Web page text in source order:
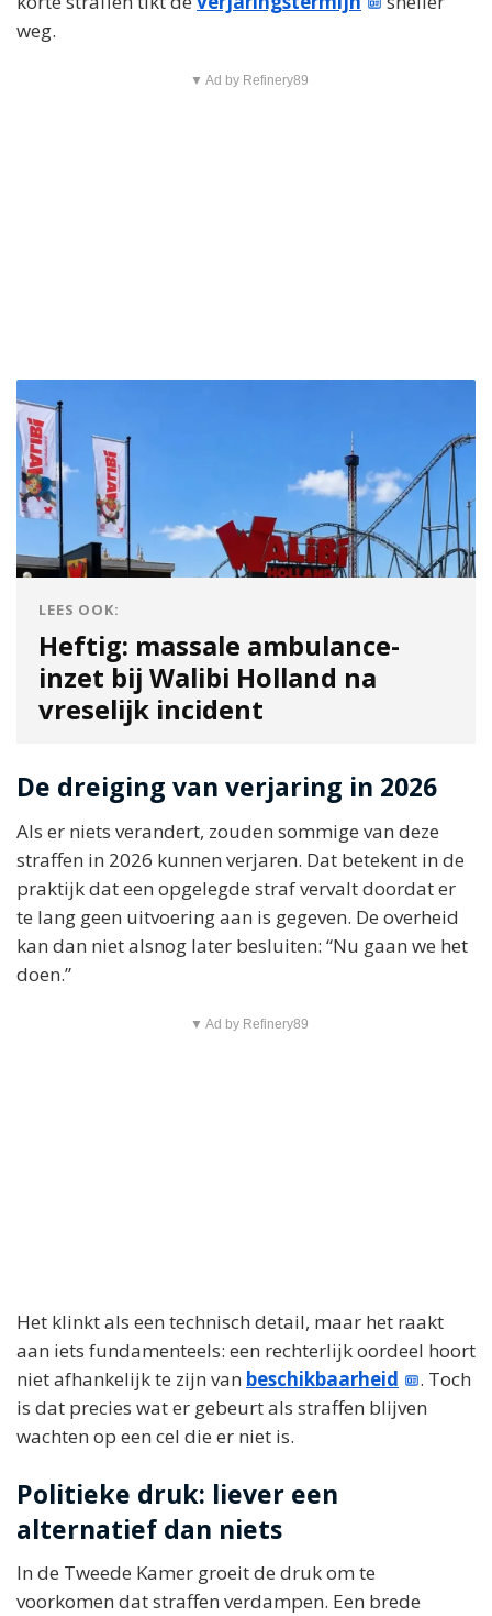
weg.
▼ Ad by Refinery89
LEES OOK:
Heftig: massale ambulance-
inzet bij Walibi Holland na
vreselijk incident
De dreiging van verjaring in 2026
Als er niets verandert, zouden sommige van deze
straffen in 2026 kunnen verjaren. Dat betekent in de
praktijk dat een opgelegde straf vervalt doordat er
te lang geen uitvoering aan is gegeven. De overheid
kan dan niet alsnog later besluiten: “Nu gaan we het
doen.”
▼ Ad by Refinery89
Het klinkt als een technisch detail, maar het raakt
aan iets fundamenteels: een rechterlijk oordeel hoort
niet afhankelijk te zijn van beschikbaarheid
. Toch
is dat precies wat er gebeurt als straffen blijven
wachten op een cel die er niet is.
Politieke druk: liever een
alternatief dan niets
In de Tweede Kamer groeit de druk om te
voorkomen dat straffen verdampen. Een brede